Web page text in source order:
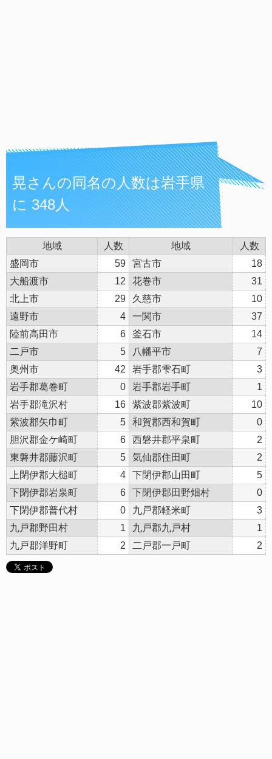
晃さんの同名の人数は岩手県
に 348人
地域 人数 地域
人数
盛岡市
59 宮古市
18
大船渡市
12 花巻市
31
北上市
29 久慈市
10
遠野市
4 一関市
37
陸前高田市
6 釜石市
14
二戸市
5 八幡平市
7
奥州市
42 岩手郡雫石町
3
岩手郡葛巻町
0 岩手郡岩手町
1
岩手郡滝沢村
16 紫波郡紫波町
10
紫波郡矢巾町
5 和賀郡西和賀町
0
胆沢郡金ケ崎町
6 西磐井郡平泉町
2
東磐井郡藤沢町
5 気仙郡住田町
2
上閉伊郡大槌町
4 下閉伊郡山田町
5
下閉伊郡岩泉町
6 下閉伊郡田野畑村
0
下閉伊郡普代村
0 九戸郡軽米町
3
九戸郡野田村
1 九戸郡九戸村
1
九戸郡洋野町
2 二戸郡一戸町 2